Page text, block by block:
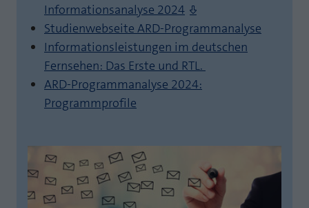
Informationsanalyse 2024
Studienwebseite ARD-Programmanalyse
Informationsleistungen im deutschen
Fernsehen: Das Erste und RTL.
ARD-Programmanalyse 2024:
Programmprofile